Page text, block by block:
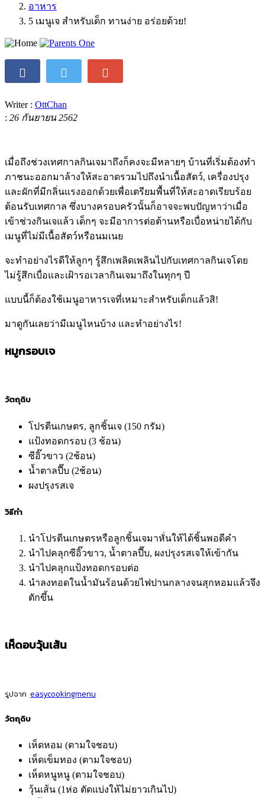
อาหาร
5 เมนูเจ สำหรับเด็ก ทานง่าย อร่อยด้วย!
Writer : OttChan
: 26 กันยายน 2562
เมื่อถึงช่วงเทศกาลกินเจมาถึงก็คงจะมีหลายๆ บ้านที่เริ่มต้องทำ
ภาชนะออกมาล้างให้สะอาดรวมไปถึงนำเนื้อสัตว์, เครื่องปรุง
และผักที่มีกลิ่นแรงออกด้วยเพื่อเตรียมพื้นที่ให้สะอาดเรียบร้อย
ต้อนรับเทศกาล ซึ่งบางครอบครัวนั้นก็อาจจะพบปัญหาว่าเมื่อ
เข้าช่วงกินเจแล้ว เด็กๆ จะมีอาการต่อต้านหรือเบื่อหน่ายได้กับ
เมนูที่ไม่มีเนื้อสัตว์หรือนมเนย
จะทำอย่างไรดีให้ลูกๆ รู้สึกเพลิดเพลินไปกับเทศกาลกินเจโดย
ไม่รู้สึกเบื่อและเฝ้ารอเวลากินเจมาถึงในทุกๆ ปี
แบบนี้ก็ต้องใช้เมนูอาหารเจที่เหมาะสำหรับเด็กแล้วสิ!
มาดูกันเลยว่ามีเมนูไหนบ้าง และทำอย่างไร!
หมูกรอบเจ
วัตถุดิบ
โปรตีนเกษตร, ลูกชิ้นเจ (150 กรัม)
แป้งทอดกรอบ (3 ช้อน)
ซีอิ๊วขาว (2ช้อน)
น้ำตาลปี๊บ (2ช้อน)
ผงปรุงรสเจ
วิธีทำ
นำโปรตีนเกษตรหรือลูกชิ้นเจมาหั่นให้ได้ชิ้นพอดีคำ
นำไปคลุกซีอิ๊วขาว, น้ำตาลปี๊บ, ผงปรุงรสเจให้เข้ากัน
นำไปคลุกแป้งทอดกรอบต่อ
นำลงทอดในน้ำมันร้อนด้วยไฟปานกลางจนสุกหอมแล้วจึง
ตักขึ้น
เห็ดอบวุ้นเส้น
รูปจาก easycookingmenu
วัตถุดิบ
เห็ดหอม (ตามใจชอบ)
เห็ดเข็มทอง (ตามใจชอบ)
เห็ดหนูหนู (ตามใจชอบ)
วุ้นเส้น (1ห่อ ตัดแบ่งให้ไม่ยาวเกินไป)